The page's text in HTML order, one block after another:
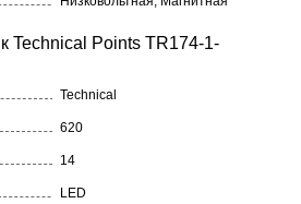
Technical Points TR174-1-
Technical
620
14
LED